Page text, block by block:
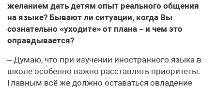
желанием дать детям опыт реального общения
на языке? Бывают ли ситуации, когда Вы
сознательно «уходите» от плана – и чем это
оправдывается?
– Думаю, что при изучении иностранного языка в
школе особенно важно расставлять приоритеты.
Главным всё же должно оставаться овладение